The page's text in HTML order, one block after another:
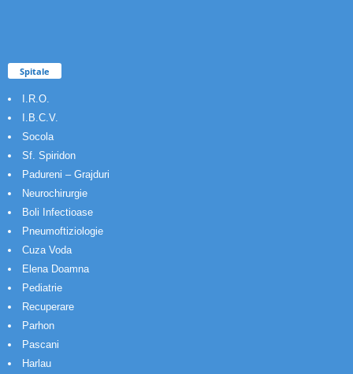
Spitale
I.R.O.
I.B.C.V.
Socola
Sf. Spiridon
Padureni – Grajduri
Neurochirurgie
Boli Infectioase
Pneumoftiziologie
Cuza Voda
Elena Doamna
Pediatrie
Recuperare
Parhon
Pascani
Harlau